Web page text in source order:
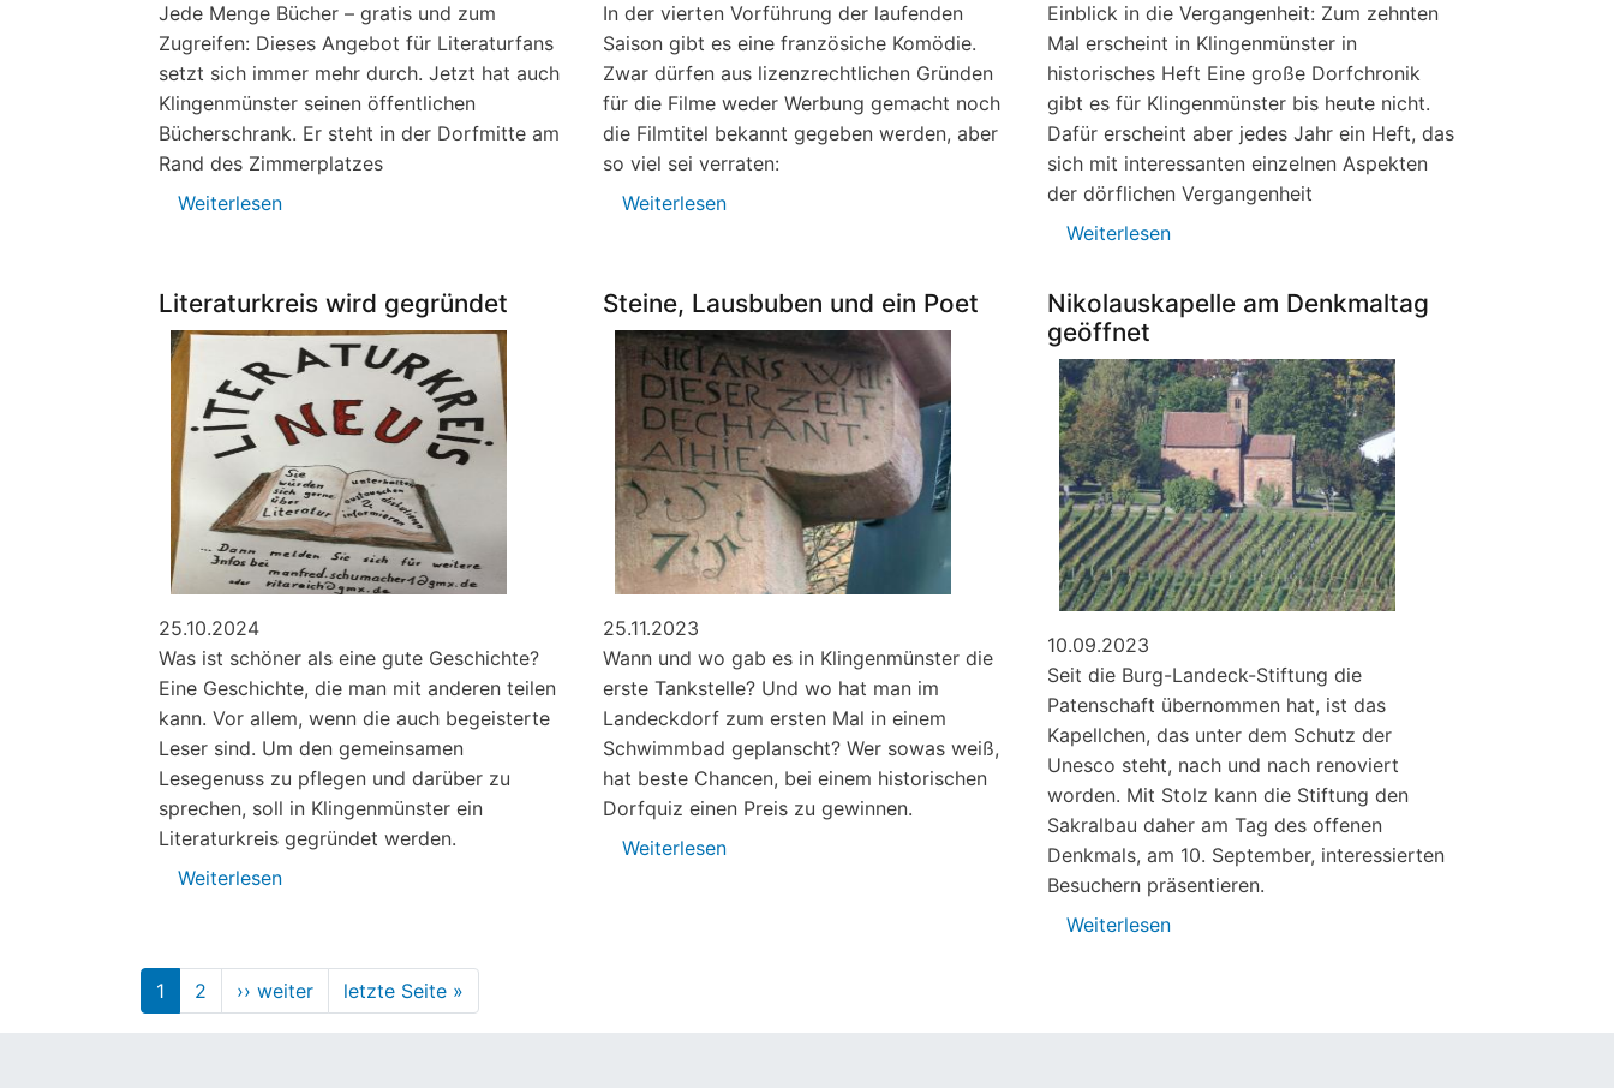
Jede Menge Bücher – gratis und zum
Zugreifen: Dieses Angebot für Literaturfans
setzt sich immer mehr durch. Jetzt hat auch
Klingenmünster seinen öffentlichen
Bücherschrank. Er steht in der Dorfmitte am
Rand des Zimmerplatzes
Weiterlesen
In der vierten Vorführung der laufenden
Saison gibt es eine französiche Komödie.
Zwar dürfen aus lizenzrechtlichen Gründen
für die Filme weder Werbung gemacht noch
die Filmtitel bekannt gegeben werden, aber
so viel sei verraten:
Weiterlesenüber
16.
Einblick in die Vergangenheit: Zum zehnten
Mal erscheint in Klingenmünster in
historisches Heft Eine große Dorfchronik
gibt es für Klingenmünster bis heute nicht.
Dafür erscheint aber jedes Jahr ein Heft, das
sich mit interessanten einzelnen Aspekten
der dörflichen Vergangenheit
Weiterlesenüber
Heft
10
Literaturkreis wird gegründet
25.10.2024
Was ist schöner als eine gute Geschichte?
Eine Geschichte, die man mit anderen teilen
kann. Vor allem, wenn die auch begeisterte
Leser sind. Um den gemeinsamen
Lesegenuss zu pflegen und darüber zu
sprechen, soll in Klingenmünster ein
Literaturkreis gegründet werden.
Weiterlesen
gegründet
Steine, Lausbuben und ein Poet
25.11.2023
Wann und wo gab es in Klingenmünster die
erste Tankstelle? Und wo hat man im
Landeckdorf zum ersten Mal in einem
Schwimmbad geplanscht? Wer sowas weiß,
hat beste Chancen, bei einem historischen
Dorfquiz einen Preis zu gewinnen.
Weiterlesenüber
Nikolauskapelle am Denkmaltag
geöffnet
10.09.2023
Seit die Burg-Landeck-Stiftung die
Patenschaft übernommen hat, ist das
Kapellchen, das unter dem Schutz der
Unesco steht, nach und nach renoviert
worden. Mit Stolz kann die Stiftung den
Sakralbau daher am Tag des offenen
Denkmals, am 10. September, interessierten
Besuchern präsentieren.
Weiterlesenüber
Seitennummerierung
1 2 ›› weiter Nächste
Seite
letzte Seite »
Seite